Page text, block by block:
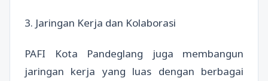
3. Jaringan Kerja dan Kolaborasi
PAFI Kota Pandeglang juga membangun
jaringan kerja yang luas dengan berbagai